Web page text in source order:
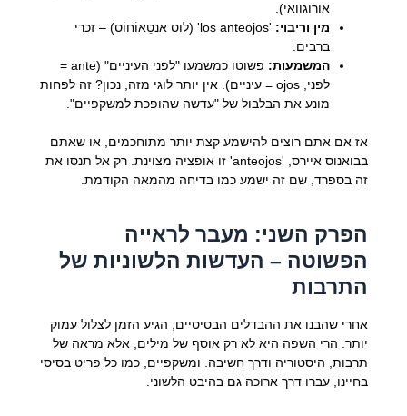
אורוגוואי).
מין וריבוי:
'los anteojos' (לוס אנטֵאוֹחוֹס) – זכרי
ברבים.
המשמעות:
פשוטו כמשמעו "לפני העיניים" (ante =
לפני, ojos = עיניים). אין יותר לוגי מזה, נכון? זה לפחות
מונע את הבלבול של "עדשה שהופכת למשקפיים".
אז אם אתם רוצים להישמע קצת יותר מתוחכמים, או שאתם
בבואנוס איירס, 'anteojos' זו אופציה מצוינת. רק אל תנסו את
זה בספרד, שם זה ישמע כמו בדיחה מהמאה הקודמת.
הפרק השני: מעבר לראייה
הפשוטה – העדשות הלשוניות של
התרבות
אחרי שהבנו את ההבדלים הבסיסיים, הגיע הזמן לצלול עמוק
יותר. הרי השפה היא לא רק אוסף של מילים, אלא מראה של
תרבות, היסטוריה ודרך חשיבה. ומשקפיים, כמו כל פריט בסיסי
בחיינו, עברו דרך ארוכה גם בהיבט הלשוני.